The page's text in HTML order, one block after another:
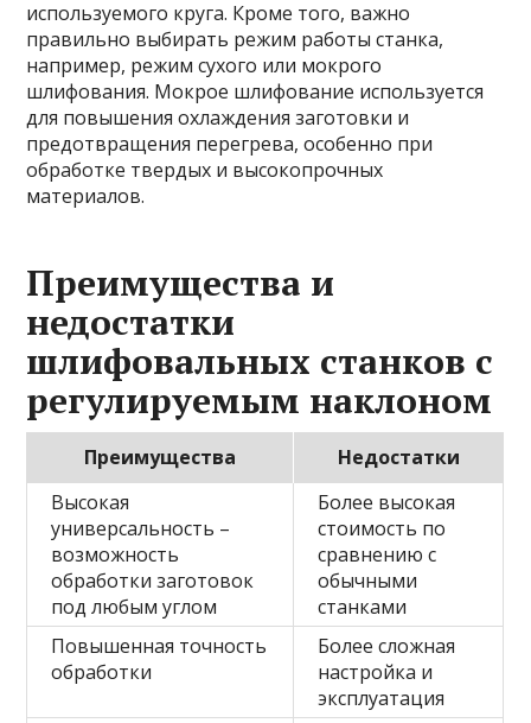
используемого круга. Кроме того, важно
правильно выбирать режим работы станка,
например, режим сухого или мокрого
шлифования. Мокрое шлифование используется
для повышения охлаждения заготовки и
предотвращения перегрева, особенно при
обработке твердых и высокопрочных
материалов.
Преимущества и
недостатки
шлифовальных станков с
регулируемым наклоном
Преимущества
Недостатки
Высокая
универсальность –
возможность
обработки заготовок
под любым углом
Более высокая
стоимость по
сравнению с
обычными
станками
Повышенная точность
обработки
Более сложная
настройка и
эксплуатация